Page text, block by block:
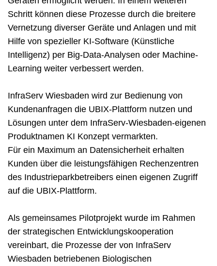
Schritt können diese Prozesse durch die breitere
Vernetzung diverser Geräte und Anlagen und mit
Hilfe von spezieller KI-Software (Künstliche
Intelligenz) per Big-Data-Analysen oder Machine-
Learning weiter verbessert werden.
InfraServ Wiesbaden wird zur Bedienung von
Kundenanfragen die UBIX-Plattform nutzen und
Lösungen unter dem InfraServ-Wiesbaden-eigenen
Produktnamen KI Konzept vermarkten.
Für ein Maximum an Datensicherheit erhalten
Kunden über die leistungsfähigen Rechenzentren
des Industrieparkbetreibers einen eigenen Zugriff
auf die UBIX-Plattform.
Als gemeinsames Pilotprojekt wurde im Rahmen
der strategischen Entwicklungskooperation
vereinbart, die Prozesse der von InfraServ
Wiesbaden betriebenen Biologischen